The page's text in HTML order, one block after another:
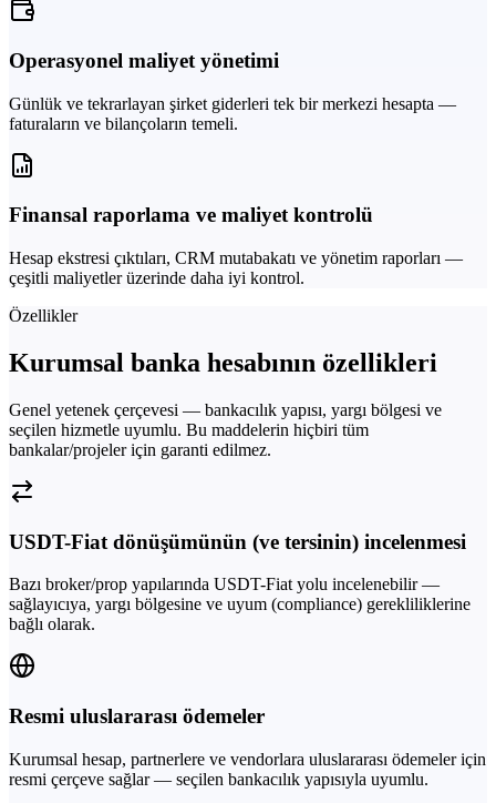
Operasyonel maliyet yönetimi
Günlük ve tekrarlayan şirket giderleri tek bir merkezi hesapta —
faturaların ve bilançoların temeli.
Finansal raporlama ve maliyet kontrolü
Hesap ekstresi çıktıları, CRM mutabakatı ve yönetim raporları —
çeşitli maliyetler üzerinde daha iyi kontrol.
Özellikler
Kurumsal banka hesabının özellikleri
Genel yetenek çerçevesi — bankacılık yapısı, yargı bölgesi ve
seçilen hizmetle uyumlu. Bu maddelerin hiçbiri tüm
bankalar/projeler için garanti edilmez.
USDT-Fiat dönüşümünün (ve tersinin) incelenmesi
Bazı broker/prop yapılarında USDT-Fiat yolu incelenebilir —
sağlayıcıya, yargı bölgesine ve uyum (compliance) gerekliliklerine
bağlı olarak.
Resmi uluslararası ödemeler
Kurumsal hesap, partnerlere ve vendorlara uluslararası ödemeler için
resmi çerçeve sağlar — seçilen bankacılık yapısıyla uyumlu.